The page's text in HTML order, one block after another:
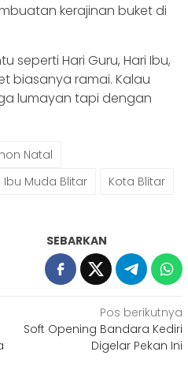
kerajinan buket di
seperti Hari Guru, Hari Ibu,
biasanya ramai. Kalau
lumayan tapi dengan
Natal
Ibu Muda Blitar
Kota Blitar
SEBARKAN
Pos berikutnya
Soft Opening Bandara Kediri
Digelar Pekan Ini